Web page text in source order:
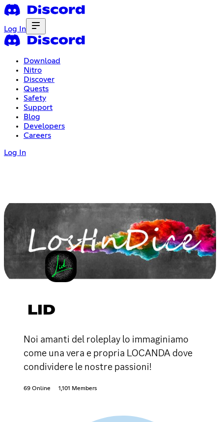
Log In
Download
Nitro
Discover
Quests
Safety
Support
Blog
Developers
Careers
Log In
LID
Noi amanti del roleplay lo immaginiamo
come una vera e propria LOCANDA dove
condividere le nostre passioni!
69 Online 1,101 Members